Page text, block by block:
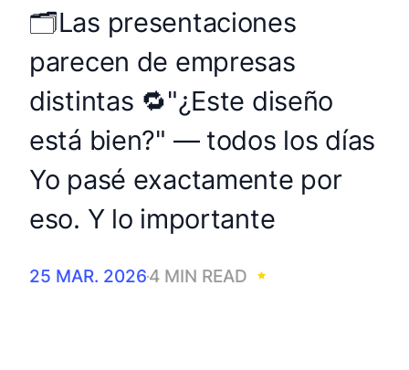
🗂️Las presentaciones
parecen de empresas
distintas 🔁"¿Este diseño
está bien?" — todos los días
Yo pasé exactamente por
eso. Y lo importante
25 MAR. 20264 MIN READ